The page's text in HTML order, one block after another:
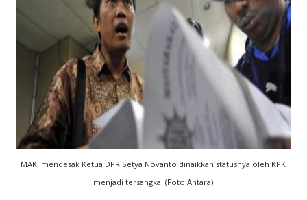
MAKI mendesak Ketua DPR Setya Novanto dinaikkan statusnya oleh KPK
menjadi tersangka. (Foto:Antara)